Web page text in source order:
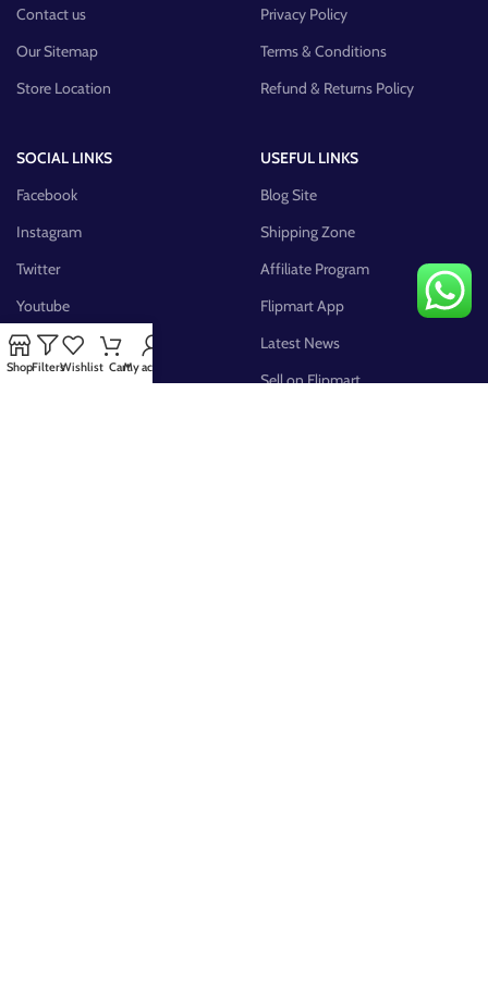
Contact us
Our Sitemap
Store Location
Privacy Policy
Terms & Conditions
Refund & Returns Policy
SOCIAL LINKS
Facebook
Instagram
Twitter
Youtube
Pinterest
FB Group
USEFUL LINKS
Blog Site
Shipping Zone
Affiliate Program
Flipmart App
Latest News
Sell on Flipmart
ShopFiltersWishlist CartMy account